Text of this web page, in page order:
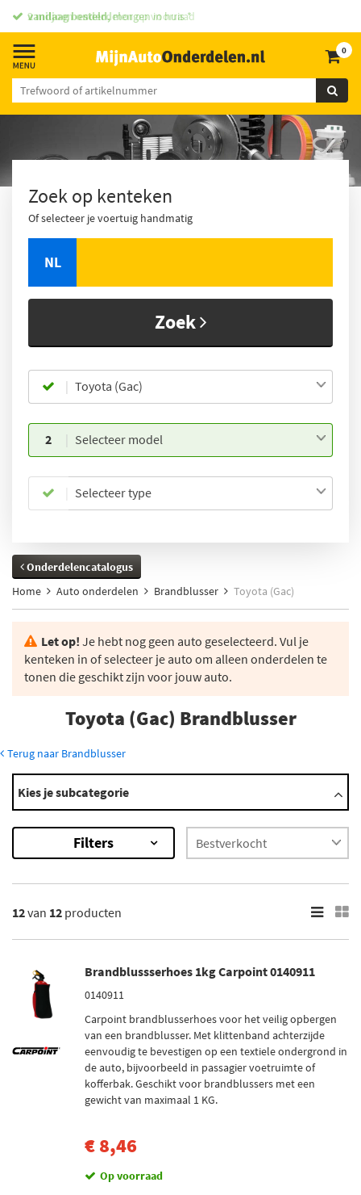
vandaag besteld,morgen in huis *
0
Zoek op kenteken
Of selecteer je voertuig handmatig
NL
Zoek
Toyota (Gac)
2 Selecteer model
Selecteer type
Onderdelencatalogus
Home
Auto onderdelen Brandblusser Toyota (Gac)
Let op! Je hebt nog geen auto geselecteerd. Vul je
kenteken in of selecteer je auto om alleen onderdelen te
tonen die geschikt zijn voor jouw auto.
Toyota (Gac) Brandblusser
Terug naar Brandblusser
Modellen
Sienna
×
Merk
Carpoint (1)
Anaf (2)
Belmic (7)
Osec (2)
Op voorraad (10)
Kies je subcategorie
Filters
12van 12 producten
Brandblussserhoes 1kg Carpoint 0140911
0140911
Carpoint brandblusserhoes voor het veilig opbergen
van een brandblusser. Met klittenband achterzijde
eenvoudig te bevestigen op een textiele ondergrond in
de auto, bijvoorbeeld in passagier voetruimte of
kofferbak. Geschikt voor brandblussers met een
gewicht van maximaal 1 KG.
€ 8,46
Op voorraad